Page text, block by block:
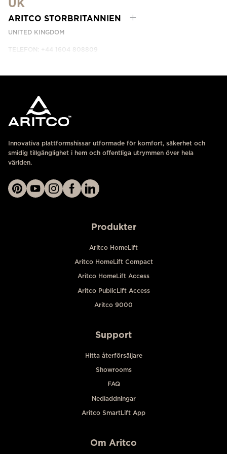
KONTAKTA OSS
UK
ARITCO STORBRITANNIEN
UNITED KINGDOM
TELEFON: +44 1604 808809
Innovativa plattformshissar utformade för komfort, säkerhet och
smidig tillgänglighet i hem och offentliga utrymmen över hela
världen.
Produkter
Aritco HomeLift
Aritco HomeLift Compact
Aritco HomeLift Access
Aritco PublicLift Access
Aritco 9000
Support
Hitta återförsäljare
Showrooms
FAQ
Nedladdningar
Aritco SmartLift App
Om Aritco